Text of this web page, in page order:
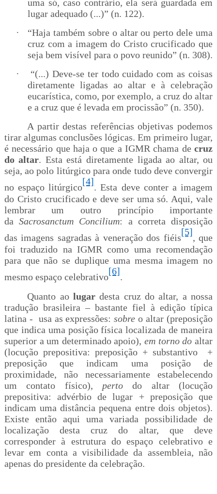
uma só, caso contrário, ela será guardada em
lugar adequado (...)” (n. 122).
·
“Haja também sobre o altar ou perto dele uma
cruz com a imagem do Cristo crucificado que
seja bem visível para o povo reunido” (n. 308).
·
“(...) Deve-se ter todo cuidado com as coisas
diretamente ligadas ao altar e à celebração
eucarística, como, por exemplo, a cruz do altar
e a cruz que é levada em procissão” (n. 350).
A partir destas referências objetivas podemos
tirar algumas conclusões lógicas. Em primeiro lugar,
é necessário que haja o que a IGMR chama decruz
do altar. Esta está diretamente ligada ao altar, ou
seja, ao polo litúrgico para onde tudo deve convergir
no espaço litúrgico
[4]
. Esta deve conter a imagem
do Cristo crucificado e deve ser uma só. Aqui, vale
lembrar um outro princípio importante
daSacrosanctum Concilium: a correta disposição
das imagens sagradas à veneração dos fiéis
[5]
, que
foi traduzido na IGMR como uma recomendação
para que não se duplique uma mesma imagem no
mesmo espaço celebrativo
[6]
.
Quanto ao lugardesta cruz do altar, a nossa
tradução brasileira – bastante fiel à edição típica
latina - usa as expressões:sobre o altar (preposição
que indica uma posição física localizada de maneira
superior a um determinado apoio),em torno do altar
(locução prepositiva: preposição + substantivo +
preposição que indicam uma posição de
proximidade, não necessariamente estabelecendo
um contato físico), pertodo altar (locução
prepositiva: advérbio de lugar + preposição que
indicam uma distância pequena entre dois objetos).
Existe então aqui uma variada possibilidade de
localização desta cruz do altar, que deve
corresponder à estrutura do espaço celebrativo e
levar em conta a visibilidade da assembleia, não
apenas do presidente da celebração.